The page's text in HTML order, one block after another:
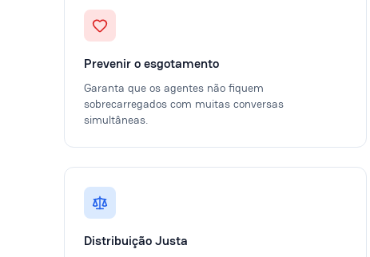
Prevenir o esgotamento
Garanta que os agentes não fiquem
sobrecarregados com muitas conversas
simultâneas.
Distribuição Justa